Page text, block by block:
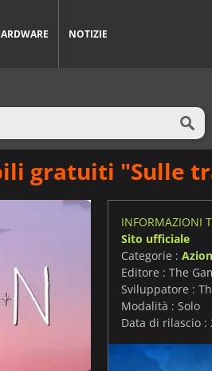
NOTIZIE
gratuiti "Sulle
INFORMAZIONI
Sito ufficiale
Categorie :
Editore : The
Sviluppatore :
Modalità : Solo
Data di rilascio :